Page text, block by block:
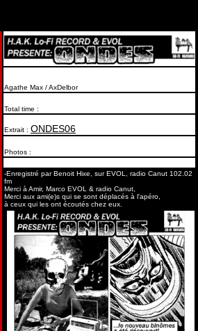
Agathe Max / AxDelbor
Total time :
Extrait : ONDES06
Photos :
-Enregistré par Benoit Hixe, sur EVOL, radio Canut 102.02
fm
Merci à Amir, Marco EVOL & radio Canut,
Merci aux ami(e)s qui se sont déplacés à l'apéro,
à ceux qui les ont écoutés chez eux.